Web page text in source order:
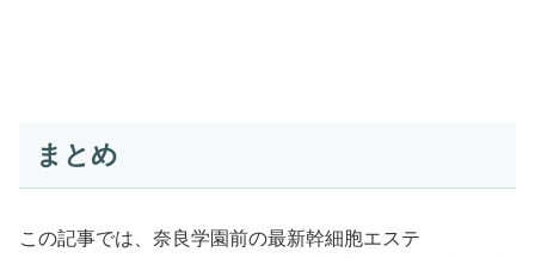
まとめ
この記事では、奈良学園前の最新幹細胞エステ